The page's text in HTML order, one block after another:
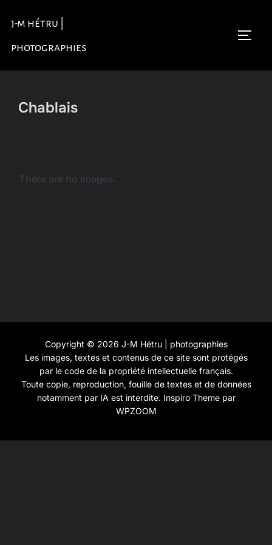
contenu
j-m hétru |
photographies
Chablais
There are no images.
Copyright © 2026 J-M Hétru | photographies
Les images, textes et contenus de ce site sont protégés
par le code de la propriété intellectuelle français.
Toute copie, reproduction, fouille de textes et de données
notamment par IA est interdite. Inspiro Themepar
WPZOOM